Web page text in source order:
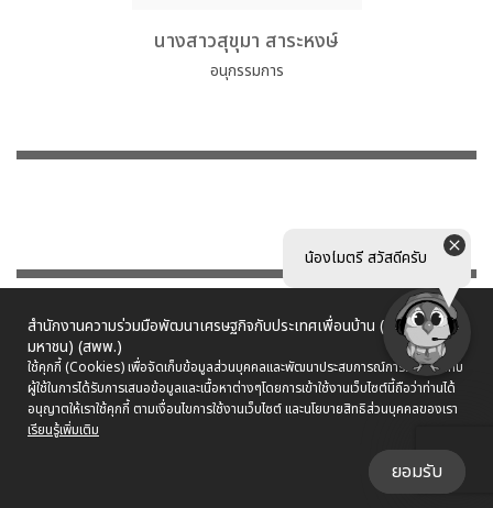
น้องไมตรี สวัสดีครับ
นางสาวสุขุมา สาระหงษ์
อนุกรรมการ
สำนักงานความร่วมมือพัฒนาเศรษฐกิจกับประเทศเพื่อนบ้าน (องค์การ
มหาชน) (สพพ.)
ใช้คุกกี้ (Cookies) เพื่อจัดเก็บข้อมูลส่วนบุคคลและพัฒนาประสบการณ์การใช้งานให้กับ
ผู้ใช้ในการได้รับการเสนอข้อมูลและเนื้อหาต่างๆโดยการเข้าใช้งานเว็บไซต์นี้ถือว่าท่านได้
อนุญาตให้เราใช้คุกกี้ ตามเงื่อนไขการใช้งานเว็บไซต์ และนโยบายสิทธิส่วนบุคคลของเรา
เรียนรู้เพิ่มเติม
ยอมรับ